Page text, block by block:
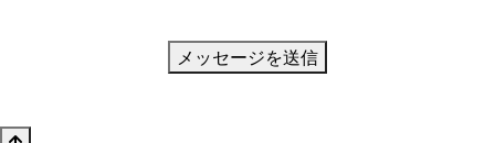
メッセージを送信